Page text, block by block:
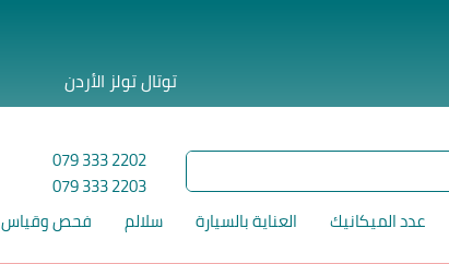
توتال تولز الأردن
079 333 2202
079 333 2203
عدد الميكانيك العناية بالسيارة سلالم فحص وقياس